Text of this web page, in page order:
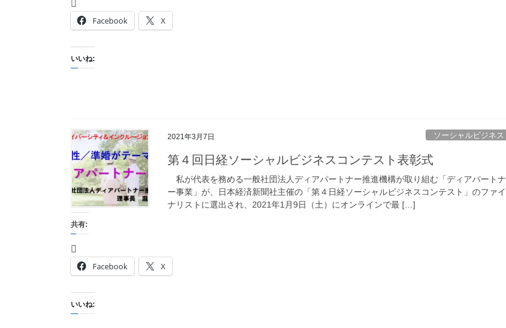
Facebook X
いいね:
2021年3月7日 ソーシャルビジネス
第４回日経ソーシャルビジネスコンテスト表彰式
私が代表を務める一般社団法人ディアパートナー推進機構が取り組む「ディアパートナ
ー事業」が、日本経済新聞社主催の「第４日経ソーシャルビジネスコンテスト」のファイ
ナリストに選出され、2021年1月9日（土）にオンラインで最 […]
共有:
Facebook X
いいね: